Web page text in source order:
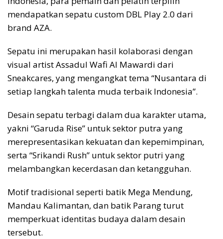
mendapatkan sepatu custom DBL Play 2.0 dari
brand AZA.
Sepatu ini merupakan hasil kolaborasi dengan
visual artist Assadul Wafi Al Mawardi dari
Sneakcares, yang mengangkat tema “Nusantara di
setiap langkah talenta muda terbaik Indonesia”.
Desain sepatu terbagi dalam dua karakter utama,
yakni “Garuda Rise” untuk sektor putra yang
merepresentasikan kekuatan dan kepemimpinan,
serta “Srikandi Rush” untuk sektor putri yang
melambangkan kecerdasan dan ketangguhan.
Motif tradisional seperti batik Mega Mendung,
Mandau Kalimantan, dan batik Parang turut
memperkuat identitas budaya dalam desain
tersebut.